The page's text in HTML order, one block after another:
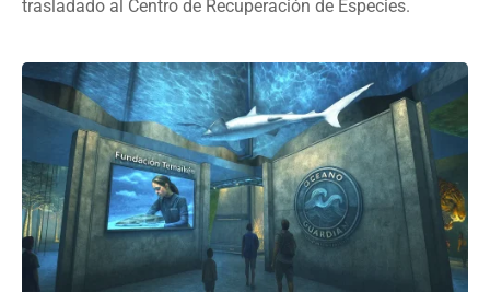
trasladado al Centro de Recuperación de Especies.